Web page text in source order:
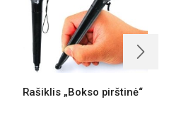
Rašiklis „Bokso pirštinė“